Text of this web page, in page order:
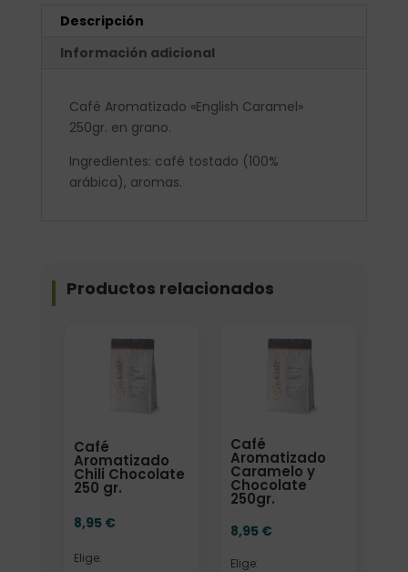
Descripción
Información adicional
Café Aromatizado «English Caramel»
250gr. en grano.
Ingredientes: café tostado (100%
arábica), aromas.
Productos relacionados
Café
Aromatizado
Chili Chocolate
250 gr.
8,95 €
Elige:
Elige: Peso/formato
Café
Aromatizado
Caramelo y
Chocolate
250gr.
8,95 €
Elige:
Elige: Peso/formato